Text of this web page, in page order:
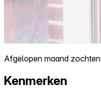
Afgelopen maand zochten
Kenmerken